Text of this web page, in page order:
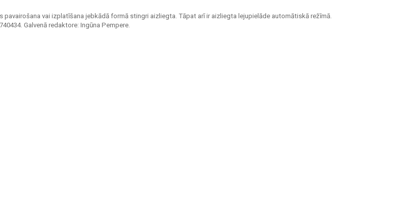
vai izplatīšana jebkādā formā stingri aizliegta. Tāpat arī ir aizliegta lejupielāde automātiskā režīmā.
Galvenā redaktore: Ingūna Pempere.